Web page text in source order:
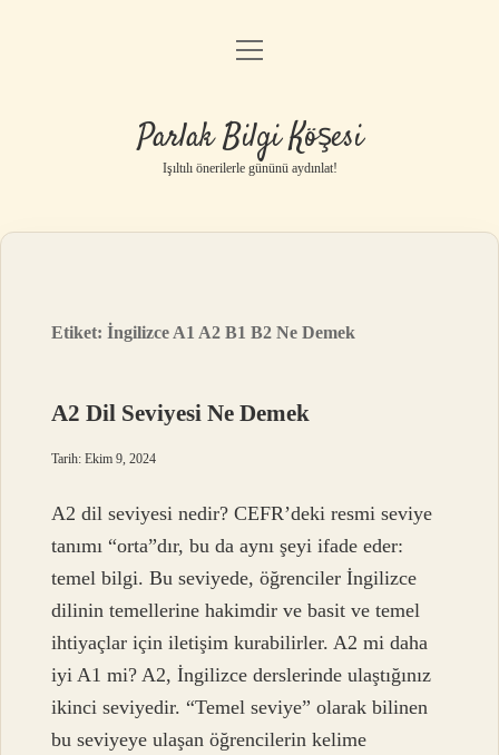
Anasayfa
Yasal Uyarı
menüyü
Parlak Bilgi Köşesi
Işıltılı önerilerle gününü aydınlat!
Etiket:İngilizce A1 A2 B1 B2 Ne Demek
A2 Dil Seviyesi Ne Demek
Tarih: Ekim 9, 2024
A2 dil seviyesi nedir? CEFR’deki resmi seviye
tanımı “orta”dır, bu da aynı şeyi ifade eder:
temel bilgi. Bu seviyede, öğrenciler İngilizce
dilinin temellerine hakimdir ve basit ve temel
ihtiyaçlar için iletişim kurabilirler. A2 mi daha
iyi A1 mi? A2, İngilizce derslerinde ulaştığınız
ikinci seviyedir. “Temel seviye” olarak bilinen
bu seviyeye ulaşan öğrencilerin kelime